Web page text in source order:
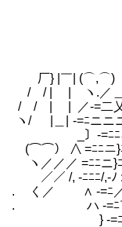
/‐=ﾆﾆﾆ
/‐=ニニニ
/{‐=ﾆニ
ハヽ‐=ﾆ
沁 ‐=ﾆ
厂} |￣|
/ / | | ヽ.／ ＿
/ / | | ／-=
ヽ/ |＿|
_〕
(⌒⌒） ∧
ヽ／／／
／／ /, ‐ﾆ
. く／ ∧ -=ﾆ
. ハ -=ﾆ￣7
} -=ﾆﾆ/ __